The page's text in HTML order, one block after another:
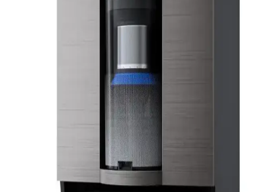
özellikleri ve batarya verimliliği gibi kriterler önemlidir. Ecovacs,
Mova P10 Pro Ultra Gen 2 Robot Süpürge
İncelemesi ve Gen 1 ile Teknik Karşılaştırması
Mova P10 Pro Ultra Gen 2, emiş gücü, paspaslama ve taban
istasyonu teknolojilerinde önemli iyileştirmeler sunuyor. Engel
algılamada değişiklikler olsa da genel temizlik performansı ve
Narwal Freo Robot Süpürge: Arıza Deneyimleri ve
Garanti Sonrası Destek Politikaları